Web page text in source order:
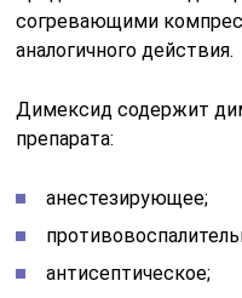
согревающими
аналогичного действия.
Димексид содержит
препарата:
анестезирующее;
антисептическое;